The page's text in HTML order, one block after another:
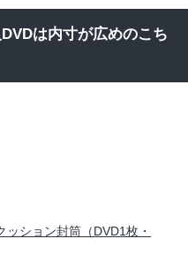
は内寸が広めのこち
ッション封筒（DVD1枚・